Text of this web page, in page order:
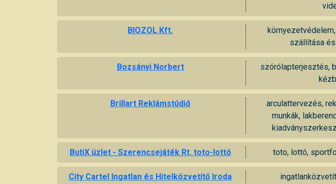
BIOZOL Kft.
szállítása
Bozsányi Norbert
szórólapterjesztés,
Brillart Reklámstúdió
arculattervezés,
munkák,
ButiX üzlet - Szerencsejáték Rt. toto-lottó toto, lottó,
City Cartel Ingatlan és Hitelközvetítő Iroda